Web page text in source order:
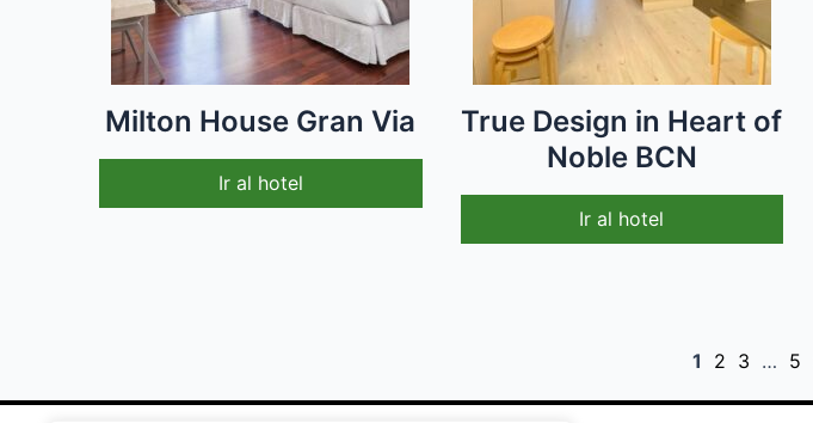
Milton House Gran Via
Ir al hotel
True Design in Heart of
Noble BCN
Ir al hotel
1 2 3 … 5